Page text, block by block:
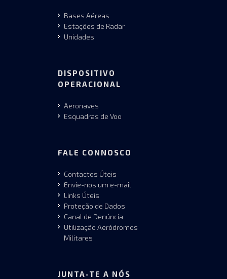
Bases Aéreas
Estações de Radar
Unidades
DISPOSITIVO
OPERACIONAL
Aeronaves
Esquadras de Voo
FALE CONNOSCO
Contactos Úteis
Envie-nos um e-mail
Links Úteis
Proteção de Dados
Canal de Denúncia
Utilização Aeródromos
Militares
JUNTA-TE A NÓS